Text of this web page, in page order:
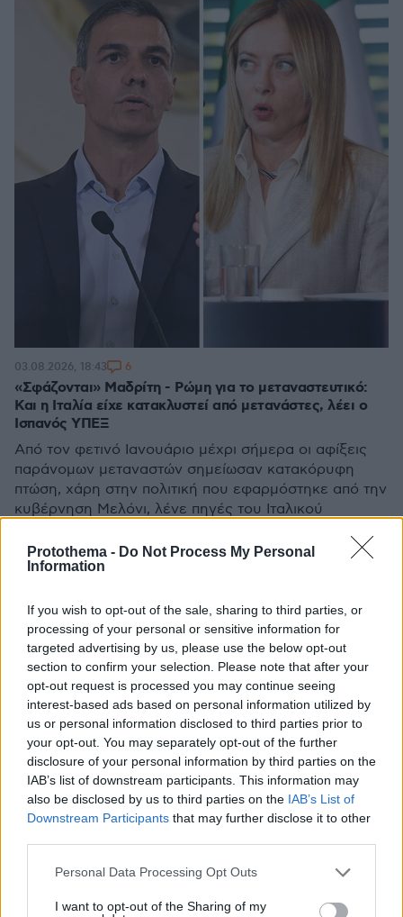
Protothema - Do Not Process My Personal
Information
If you wish to opt-out of the sale, sharing to third parties, or
processing of your personal or sensitive information for
targeted advertising by us, please use the below opt-out
section to confirm your selection. Please note that after your
opt-out request is processed you may continue seeing
interest-based ads based on personal information utilized by
us or personal information disclosed to third parties prior to
your opt-out. You may separately opt-out of the further
disclosure of your personal information by third parties on the
IAB’s list of downstream participants. This information may
also be disclosed by us to third parties on the IAB’s List of
Downstream Participants that may further disclose it to other
Please note that this website/app uses one or more Google
not limited to your visit or usage behaviour. You may click to
Personal Data Processing Opt Outs
I want to opt-out of the Sharing of my
«Σφάζονται» Μαδρίτη - Ρώμη για το μεταναστευτικό:
Και η Ιταλία είχε κατακλυστεί από μετανάστες, λέει ο
Ισπανός ΥΠΕΞ
Από τον φετινό Ιανουάριο μέχρι σήμερα οι αφίξεις
παράνομων μεταναστών σημείωσαν κατακόρυφη
πτώση, χάρη στην πολιτική που εφαρμόστηκε από την
κυβέρνηση Μελόνι, λένε πηγές του Ιταλικού
03.08.2026, 18:43 6